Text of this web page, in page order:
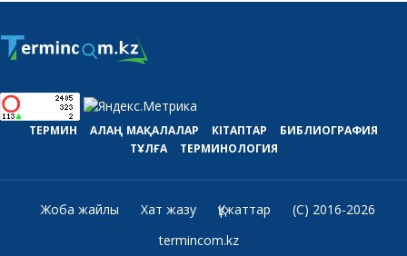
ТЕРМИН АЛАҢ МАҚАЛАЛАР КІТАПТАР
БИБЛИОГРАФИЯ
ТҰЛҒА
ТЕРМИНОЛОГИЯ
Жоба жайлы Хат жазу Құжаттар
(C) 2016-2026
termincom.kz